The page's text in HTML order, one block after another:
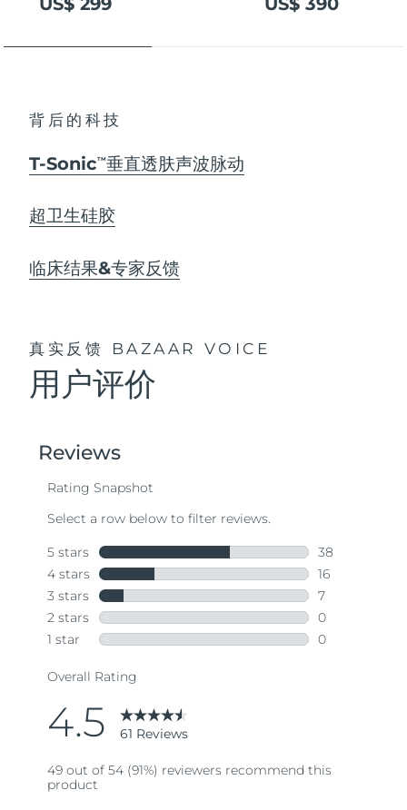
背后的科技
T-SonicTM 垂直透肤声波脉动
超卫生硅胶
临床结果&专家反馈
真实反馈 BAZAAR VOICE
用户评价